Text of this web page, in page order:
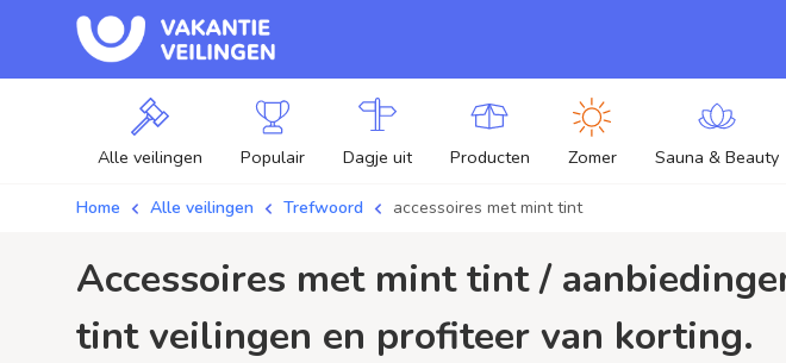
Alle veilingen Populair Dagje uit Producten Zomer Sauna & Beauty
Home Alle veilingen Trefwoord accessoires met mint tint
accessoires met mint tint / aanbiedingen - Plaats je bod op accessoires met mint
tint veilingen en profiteer van korting.